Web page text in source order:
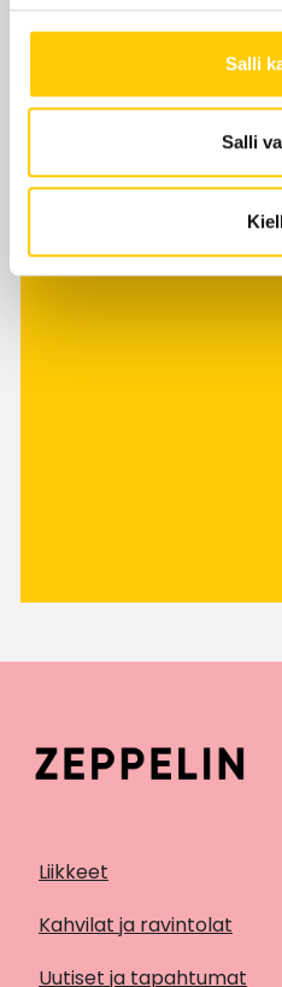
Salli
Salli
Edut ja
Tuotteita
Liikkeet
Kahvilat ja ravintolat
Uutiset ja tapahtumat